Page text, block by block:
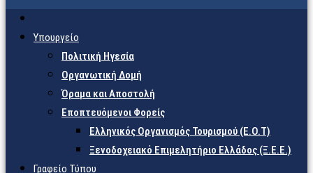
Υπουργείο
Πολιτική Ηγεσία
Οργανωτική Δομή
Όραμα και Αποστολή
Εποπτευόμενοι Φορείς
Eλληνικός Οργανισμός Τουρισμού (Ε.Ο.Τ)
Ξενοδοχειακό Επιμελητήριο Ελλάδος (Ξ.Ε.Ε.)
Γραφείο Τύπου